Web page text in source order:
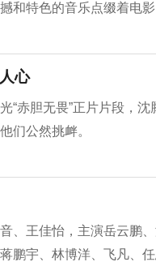
和特色的音乐点缀着电
心
“赤胆无畏”正片片段，
们公然挑衅。
、王佳怡，主演岳云鹏
鹏宇、林博洋、飞凡、任